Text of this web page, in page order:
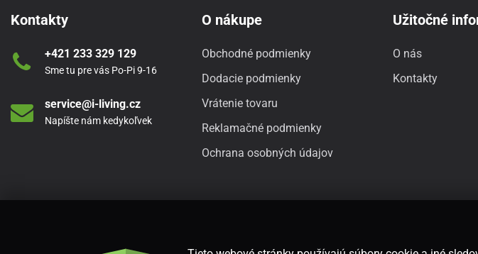
Kontakty
+421 233 329 129
Sme tu pre vás Po-Pi 9-16
service@i-living.cz
Napíšte nám kedykoľvek
O nákupe
Obchodné podmienky
Dodacie podmienky
Vrátenie tovaru
Reklamačné podmienky
Ochrana osobných údajov
Užitočné
O nás
Kontakty